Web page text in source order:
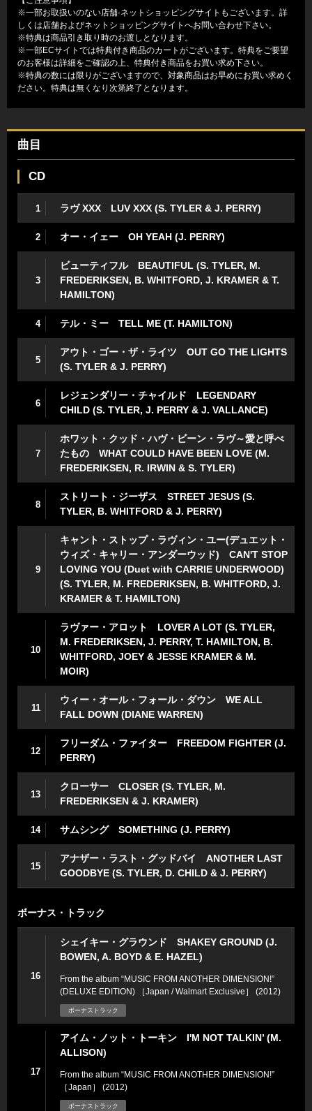
※一部お取扱いのない店舗·ネットショッピングサイトもございます。詳
しくは店舗およびネットショッピングサイトへお問い合わせ下さい。
※特典は商品引き取り時のお渡しとなります。
※一部ECサイトでは特典付き商品のカートがございます。特典をご要望
のお客様は詳細をご確認の上、特典付き商品をお買い求め下さい。
※特典の数には限りがございますので、対象商品はお早めにお買い求めく
ださい。特典は無くなり次第終了となります。
曲目
CD
1 ラヴ XXX LUV XXX (S. TYLER & J. PERRY)
2 オー・イェー OH YEAH (J. PERRY)
3
ビューティフル BEAUTIFUL (S. TYLER, M.
FREDERIKSEN, B. WHITFORD, J. KRAMER & T.
HAMILTON)
4 テル・ミー TELL ME (T. HAMILTON)
5
アウト・ゴー・ザ・ライツ OUT GO THE LIGHTS
(S. TYLER & J. PERRY)
6
レジェンダリー・チャイルド LEGENDARY
CHILD (S. TYLER, J. PERRY & J. VALLANCE)
7
ホワット・クッド・ハヴ・ビーン・ラヴ～愛と呼べ
たもの WHAT COULD HAVE BEEN LOVE (M.
FREDERIKSEN, R. IRWIN & S. TYLER)
8
ストリート・ジーザス STREET JESUS (S.
TYLER, B. WHITFORD & J. PERRY)
9
キャント・ストップ・ラヴィン・ユー(デュエット・
ウィズ・キャリー・アンダーウッド) CAN'T STOP
LOVING YOU (Duet with CARRIE UNDERWOOD)
(S. TYLER, M. FREDERIKSEN, B. WHITFORD, J.
KRAMER & T. HAMILTON)
10
ラヴァー・アロット LOVER A LOT (S. TYLER,
M. FREDERIKSEN, J. PERRY, T. HAMILTON, B.
WHITFORD, JOEY & JESSE KRAMER & M.
MOIR)
11
ウィー・オール・フォール・ダウン WE ALL
FALL DOWN (DIANE WARREN)
12
フリーダム・ファイター FREEDOM FIGHTER (J.
PERRY)
13
クローサー CLOSER (S. TYLER, M.
FREDERIKSEN & J. KRAMER)
14 サムシング SOMETHING (J. PERRY)
15
アナザー・ラスト・グッドバイ ANOTHER LAST
GOODBYE (S. TYLER, D. CHILD & J. PERRY)
ボーナス・トラック
16
シェイキー・グラウンド SHAKEY GROUND (J.
BOWEN, A. BOYD & E. HAZEL)
From the album “MUSIC FROM ANOTHER DIMENSION!”
(DELUXE EDITION) ［Japan / Walmart Exclusive］ (2012)
ボーナストラック
17
アイム・ノット・トーキン I'M NOT TALKIN’ (M.
ALLISON)
From the album “MUSIC FROM ANOTHER DIMENSION!”
［Japan］ (2012)
ボーナストラック